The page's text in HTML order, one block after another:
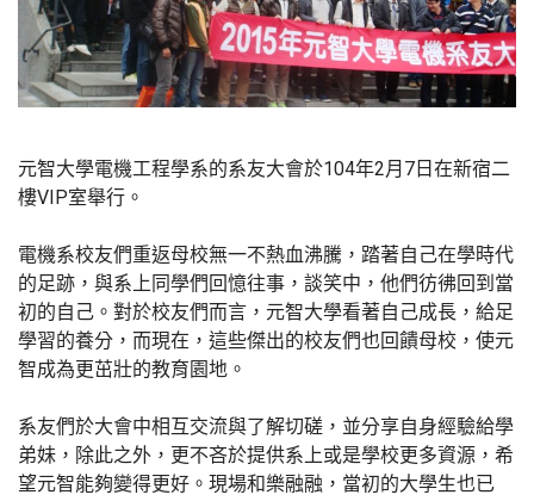
元智大學電機工程學系的系友大會於104年2月7日在新宿二
樓VIP室舉行。
電機系校友們重返母校無一不熱血沸騰，踏著自己在學時代
的足跡，與系上同學們回憶往事，談笑中，他們彷彿回到當
初的自己。對於校友們而言，元智大學看著自己成長，給足
學習的養分，而現在，這些傑出的校友們也回饋母校，使元
智成為更茁壯的教育園地。
系友們於大會中相互交流與了解切磋，並分享自身經驗給學
弟妹，除此之外，更不吝於提供系上或是學校更多資源，希
望元智能夠變得更好。現場和樂融融，當初的大學生也已